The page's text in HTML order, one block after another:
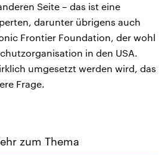
Seite – das ist eine
darunter übrigens auch
Frontier Foundation, der wohl
in den USA.
umgesetzt werden wird, das
Frage.
zum Thema